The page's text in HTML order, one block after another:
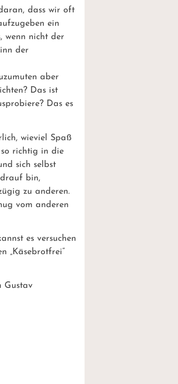
dass wir oft
ein
wenn nicht der
der
aber
Das ist
Das es
wieviel Spaß
so richtig in die
sich selbst
bin,
zu anderen.
vom anderen
es versuchen
„Käsebrotfrei“
Gustav